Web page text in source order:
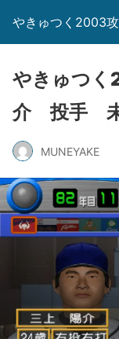
やきゅつく2003
やきゅつ
介 投手
MUNEYAKE